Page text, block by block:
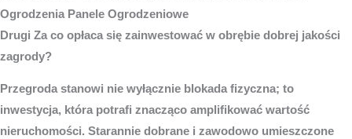
Ogrodzenia Panele Ogrodzeniowe
Drugi Za co opłaca się zainwestować w obrębie dobrej jakości
zagrody?
Przegroda stanowi nie wyłącznie blokada fizyczna; to
inwestycja, która potrafi znacząco amplifikować wartość
nieruchomości. Starannie dobrane i zawodowo umieszczone